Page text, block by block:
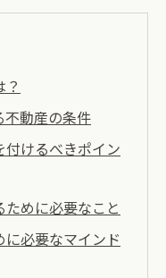
不動産の条件
けるべきポイン
めに必要なこと
必要なマインド